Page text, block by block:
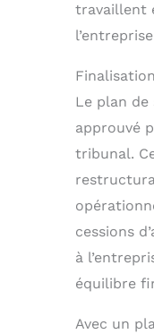
travaillent
Le plan
approuvé
tribunal.
cessions
à
équilibre
Avec un